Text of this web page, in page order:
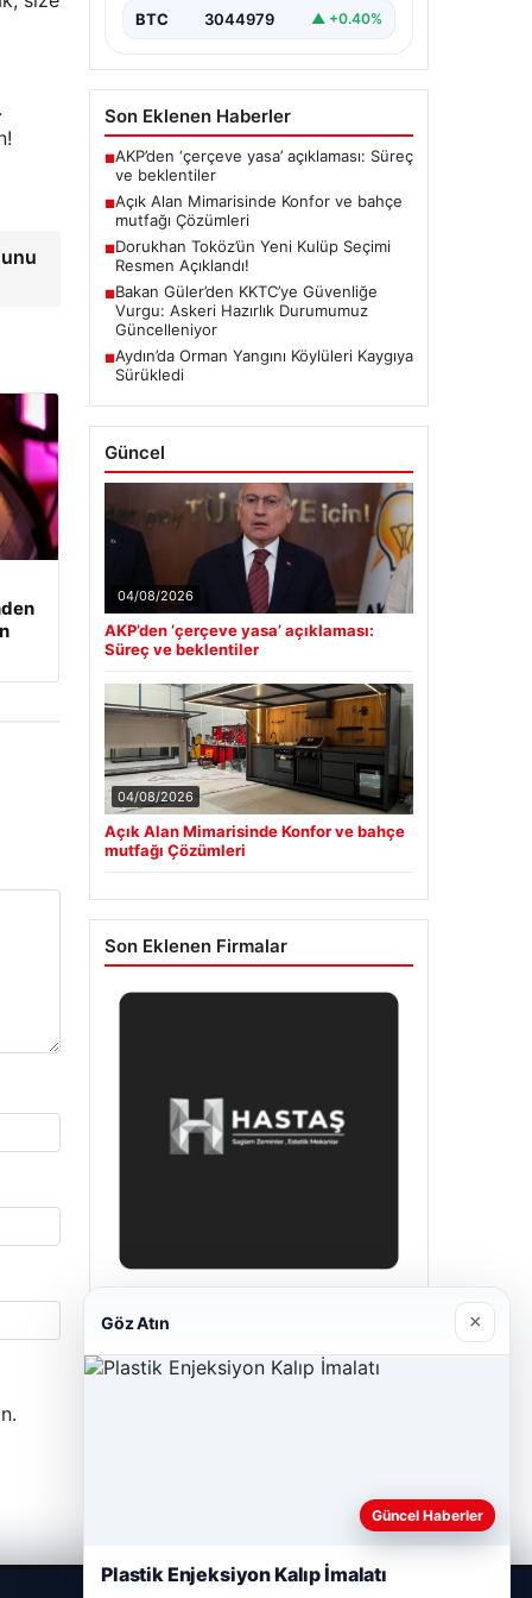
BTC 3044979 ▲ +0.40%
Son Eklenen Haberler
■AKP’den ‘çerçeve yasa’ açıklaması: Süreç
ve beklentiler
■Açık Alan Mimarisinde Konfor ve bahçe
mutfağı Çözümleri
■Dorukhan Toköz’ün Yeni Kulüp Seçimi
Resmen Açıklandı!
■Bakan Güler’den KKTC’ye Güvenliğe
Vurgu: Askeri Hazırlık Durumumuz
Güncelleniyor
■Aydın’da Orman Yangını Köylüleri Kaygıya
Sürükledi
Güncel
04/08/2026
AKP’den ‘çerçeve yasa’ açıklaması:
Süreç ve beklentiler
04/08/2026
Açık Alan Mimarisinde Konfor ve bahçe
mutfağı Çözümleri
Son Eklenen Firmalar
Hastaş Beton
Göz Atın ×
Güncel Haberler
Plastik Enjeksiyon Kalıp İmalatı